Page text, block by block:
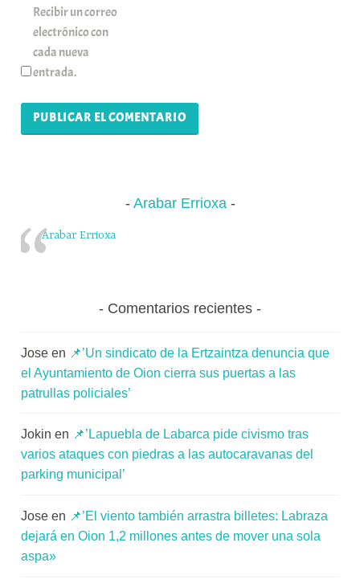
Recibir un correo
electrónico con
cada nueva
entrada.
Arabar Errioxa
Arabar Errioxa
Comentarios recientes
Jose en 📌’Un sindicato de la Ertzaintza denuncia que
el Ayuntamiento de Oion cierra sus puertas a las
patrullas policiales’
Jokin en 📌’Lapuebla de Labarca pide civismo tras
varios ataques con piedras a las autocaravanas del
parking municipal’
Jose en 📌’El viento también arrastra billetes: Labraza
dejará en Oion 1,2 millones antes de mover una sola
aspa»